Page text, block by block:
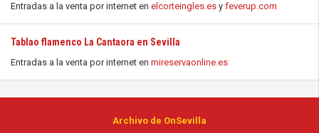
Entradas a la venta por internet en elcorteingles.es y feverup.com
Tablao flamenco La Cantaora en Sevilla
Entradas a la venta por internet en mireservaonline.es
Archivo de OnSevilla